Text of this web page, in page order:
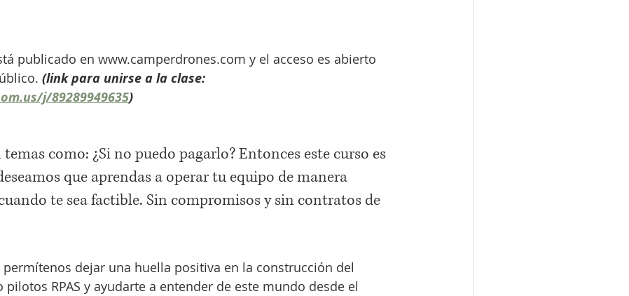
publicado en www.camperdrones.com y el acceso es abierto
(link para unirse a la clase:
j/89289949635)
como: ¿Si no puedo pagarlo? Entonces este curso es
que aprendas a operar tu equipo de manera
te sea factible. Sin compromisos y sin contratos de
permítenos dejar una huella positiva en la construcción del
RPAS y ayudarte a entender de este mundo desde el